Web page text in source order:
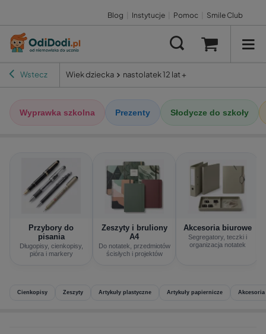
Blog Instytucje Pomoc Smile Club
Wstecz Wiek dziecka nastolatek 12 lat +
Wyprawka szkolna Prezenty Słodycze do szkoły
Przybory do
pisania
Długopisy, cienkopisy,
pióra i markery
Zeszyty i bruliony
A4
Do notatek, przedmiotów
ścisłych i projektów
Akcesoria biurowe
Segregatory, teczki i
organizacja notatek
Cienkopisy Zeszyty Artykuły plastyczne Artykuły papiernicze